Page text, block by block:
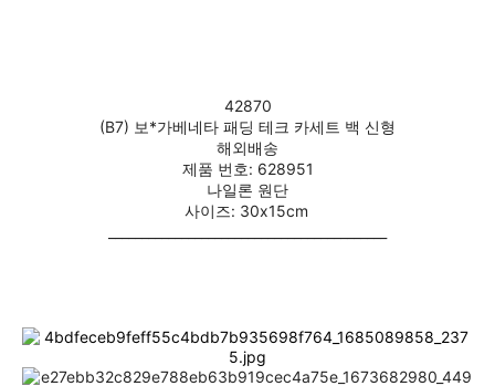
42870
(B7) 보*가베네타 패딩 테크 카세트 백 신형
해외배송
제품 번호: 628951
나일론 원단
사이즈: 30x15cm